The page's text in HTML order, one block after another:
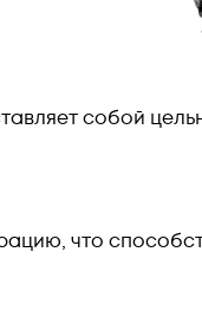
собой
что